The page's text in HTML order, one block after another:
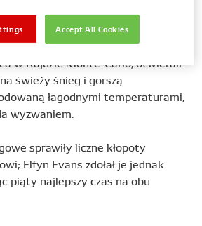
Evans, którzy miesiąc temu zajęli
w Rajdzie Monte-Carlo, otwierali
świeży śnieg i gorszą
łagodnymi temperaturami,
wyzwaniem.
sprawiły liczne kłopoty
Elfyn Evans zdołał je jednak
piąty najlepszy czas na obu
Accept All Cookies